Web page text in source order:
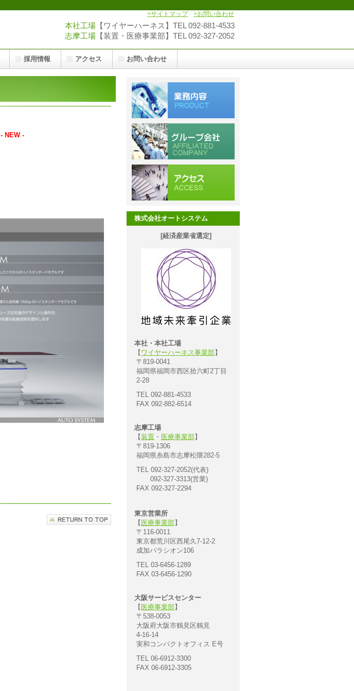
>サイトマップ >お問い合わせ
本社工場 【ワイヤーハーネス】TEL 092-881-4533
志摩工場 【装置・医療事業部】TEL 092-327-2052
- NEW -
採用情報 アクセス お問い合わせ
株式会社オートシステム
[経済産業省選定]
本社・本社工場
【 ワイヤーハーネス事業部】
〒819-0041
福岡県福岡市西区拾六町2丁目
2-28
TEL 092-881-4533
FAX 092-882-6514
志摩工場
【装置 ・ 医療事業部】
〒819-1306
福岡県糸島市志摩松隈282-5
TEL 092-327-2052(代表)
092-327-3313(営業)
FAX 092-327-2294
東京営業所
【 医療事業部】
〒116-0011
東京都荒川区西尾久7-12-2
成加パラシオン106
TEL 03-6456-1289
FAX 03-6456-1290
大阪サービスセンター
【 医療事業部】
〒538-0053
大阪府大阪市鶴見区鶴見
4-16-14
実和コンパクトオフィス E号
TEL 06-6912-3300
FAX 06-6912-3305